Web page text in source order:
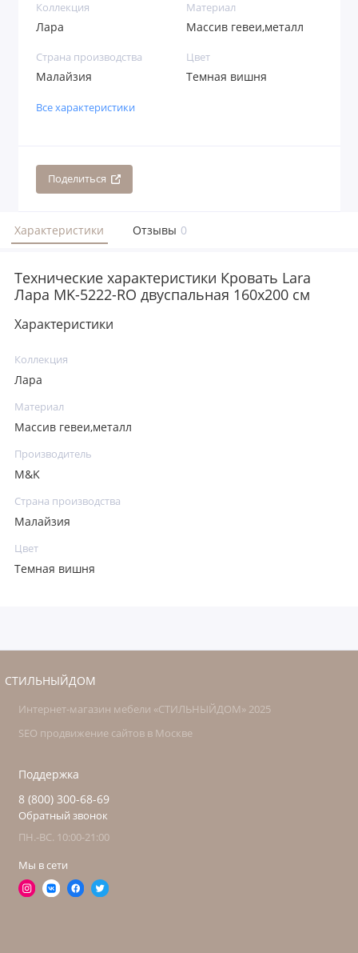
Коллекция
Лара
Материал
Массив гевеи,металл
Страна производства
Малайзия
Цвет
Темная вишня
Все характеристики
Поделиться
Характеристики Отзывы 0
Технические характеристики Кровать Lara
Лара MK-5222-RO двуспальная 160х200 см
Характеристики
Коллекция
Лара
Материал
Массив гевеи,металл
Производитель
M&K
Страна производства
Малайзия
Цвет
Темная вишня
СТИЛЬНЫЙДОМ
Интернет-магазин мебели «СТИЛЬНЫЙДОМ» 2025
SEO продвижение сайтов в Москве
Поддержка
8 (800) 300-68-69
Обратный звонок
ПН.-ВС. 10:00-21:00
Мы в сети